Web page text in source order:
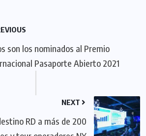
son los nominados al Premio
Pasaporte Abierto 2021
NEXT
RD a más de 200